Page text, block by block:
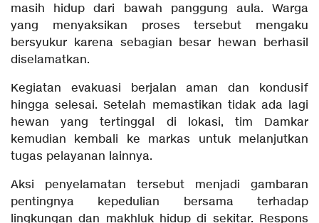
masih hidup dari bawah panggung aula. Warga
yang menyaksikan proses tersebut mengaku
bersyukur karena sebagian besar hewan berhasil
diselamatkan.
Kegiatan evakuasi berjalan aman dan kondusif
hingga selesai. Setelah memastikan tidak ada lagi
hewan yang tertinggal di lokasi, tim Damkar
kemudian kembali ke markas untuk melanjutkan
tugas pelayanan lainnya.
Aksi penyelamatan tersebut menjadi gambaran
pentingnya kepedulian bersama terhadap
lingkungan dan makhluk hidup di sekitar. Respons